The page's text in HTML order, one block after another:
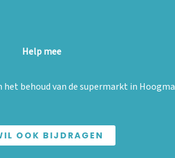
Help mee
het behoud van de supermarkt in
OOK BIJDRAGEN